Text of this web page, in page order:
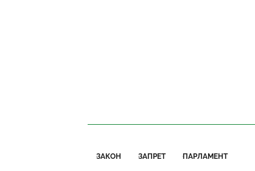
ЗАКОН ЗАПРЕТ ПАРЛАМЕНТ